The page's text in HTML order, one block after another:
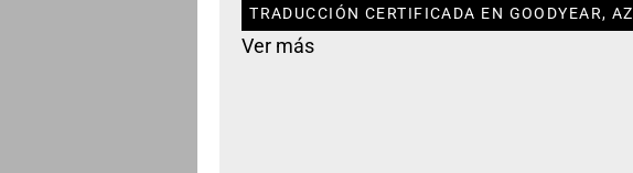
TRADUCCIÓN CERTIFICADA EN GOODYEAR, AZ
Ver más